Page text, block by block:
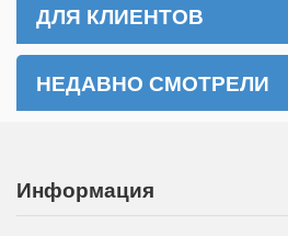
ДЛЯ КЛИЕНТОВ
НЕДАВНО СМОТРЕЛИ
Информация